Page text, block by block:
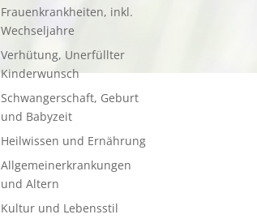
Frauenkrankheiten, inkl.
Wechseljahre
Verhütung, Unerfüllter
Kinderwunsch
Schwangerschaft, Geburt
und Babyzeit
Heilwissen und Ernährung
Allgemeinerkrankungen
und Altern
Kultur und Lebensstil